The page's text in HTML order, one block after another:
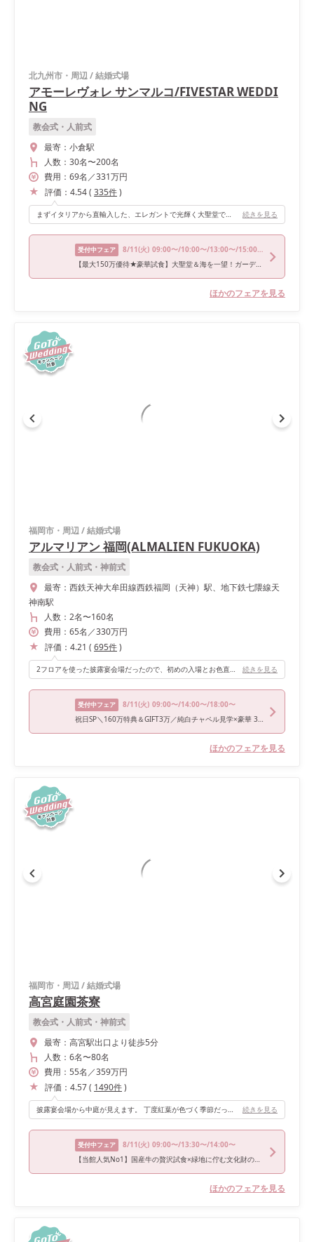
北九州市・周辺/結婚式場
アモーレヴォレ サンマルコ/FIVESTAR WEDDI
NG
教会式・人前式
最寄： 小倉駅
人数： 30名〜200名
費用： 69名 ／331万円
評価： 4.54( 335件)
まずイタリアから直輸入した、エレガントで光輝く大聖堂での挙式が海外を思わせるほど素敵で写真映えもしました。讃美歌や演奏隊もおり本格的な映画のようなシーンを演出できましたよ！ またフェザーシャワーも付けてもらい、フラワーシャワー時にはシャボン玉も飛ばしてくれました。外でフラワーシャワーをしましたがバックに大聖堂がうつりお城みたいでお姫様気分も味わえます。 続きを見る
受付中フェア 8/11(火) 09:00〜/10:00〜/13:00〜/15:00〜/15:30〜
【最大150万優待★豪華試食】大聖堂＆海を一望！ガーデン付会場
ほかのフェアを見る
福岡市・周辺/結婚式場
アルマリアン 福岡(ALMALIEN FUKUOKA)
教会式・人前式・神前式
最寄： 西鉄天神大牟田線西鉄福岡（天神）駅、地下鉄七隈線天
神南駅
人数： 2名〜160名
費用： 65名 ／330万円
評価： 4.21 ( 695件)
2フロアを使った披露宴会場だったので、初めの入場とお色直し後の入場を別のドアから入場しました！ 1番小さい会場でしたが、少人数挙式の私達には大きくとても広々と使えました！ 続きを見る
受付中フェア 8/11(火) 09:00〜/14:00〜/18:00〜
祝日SP＼160万特典＆GIFT3万／純白チャペル見学×豪華 3万試食
ほかのフェアを見る
福岡市・周辺/結婚式場
高宮庭園茶寮
教会式・人前式・神前式
最寄： 高宮駅出口より徒歩5分
人数： 6名〜80名
費用： 55名 ／359万円
評価： 4.57( 1490件)
披露宴会場から中庭が見えます。 丁度紅葉が色づく季節だったので、最高のロケーションでした。 紅葉が色づく庭園を背景に、光が沢山入る明るい空間で沢山写真を残すことができました。 通年、季節によってお花や緑が移り変わるそうで、どのシーズンでも美しい場所で披露宴を挙げることができると思います♪ 続きを見る
受付中フェア 8/11(火) 09:00〜/13:30〜/14:00〜
【当館人気No1】国産牛の贅沢試食×緑地に佇む文化財の全館見学＆おもてなし体験
ほかのフェアを見る